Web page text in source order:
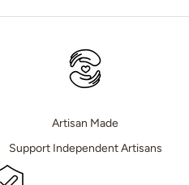
Artisan Made
Support Independent Artisans